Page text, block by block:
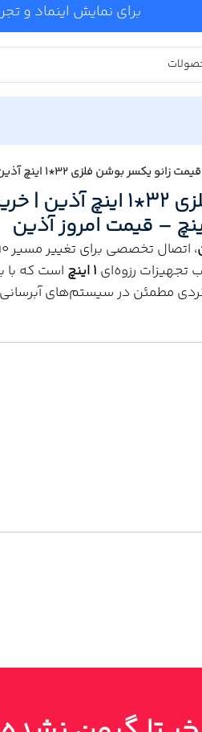
برای نمایش اینماد و
قیمت زانو یکسر بوشن فلزی 32*1 اینچ آذین | خرید زانو یکسر بوشن فلزی 32*1 اینچ – قیمت امروز آذین
قیمت زانو یکسر بوشن فلزی 32*1 اینچ
1 اینچ
است که با
مطمئن در سیستم‌های